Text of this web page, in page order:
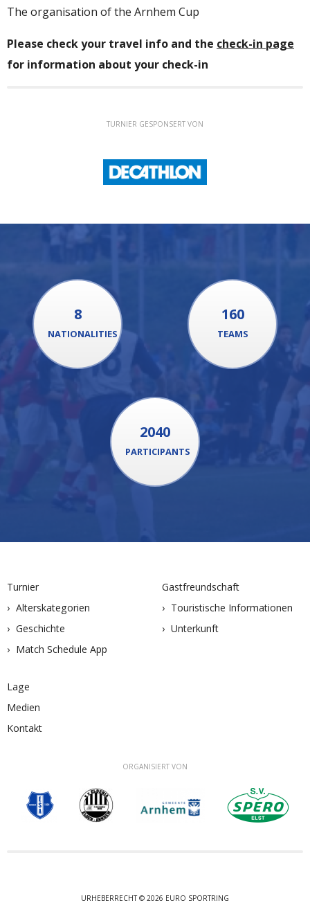
The organisation of the Arnhem Cup
Please check your travel info and the check-in page
for information about your check-in
TURNIER GESPONSERT VON
8
NATIONALITIES
160
TEAMS
2040
PARTICIPANTS
Turnier
Alterskategorien
Geschichte
Match Schedule App
Gastfreundschaft
Touristische Informationen
Unterkunft
Lage
Medien
Kontakt
ORGANISIERT VON
URHEBERRECHT © 2026 EURO SPORTRING